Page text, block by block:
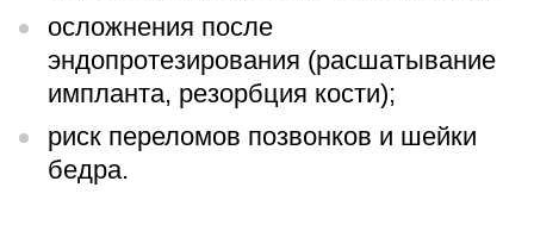
осложнения после
эндопротезирования (расшатывание
импланта, резорбция кости);
риск переломов позвонков и шейки
бедра.